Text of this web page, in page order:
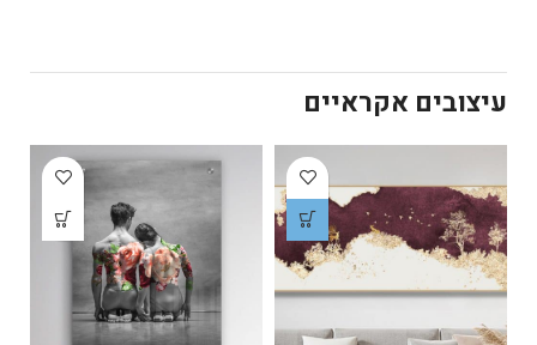
עיצובים אקראיים